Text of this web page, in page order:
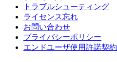
トラブルシューティング
ライセンス忘れ
お問い合わせ
プライバシーポリシー
エンドユーザ使用許諾契約